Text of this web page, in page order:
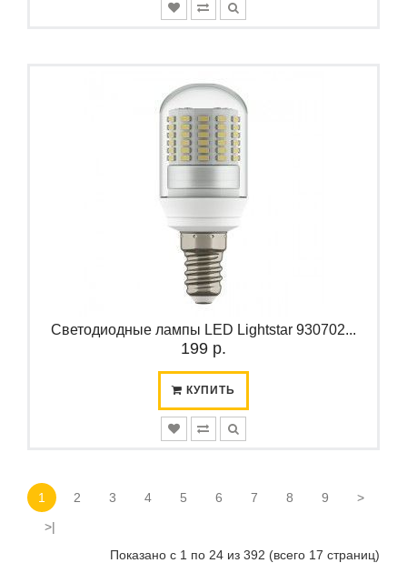
Светодиодные лампы LED Lightstar 930702...
199 р.
КУПИТЬ
1 2 3 4 5 6 7 8 9
>
>|
Показано с 1 по 24 из 392 (всего 17 страниц)